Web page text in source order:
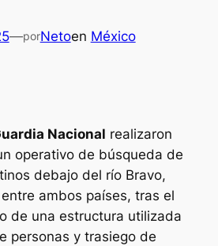
—porNetoen México
Nacional realizaron
operativo de búsqueda de
debajo del río Bravo,
ambos países, tras el
de una estructura utilizada
personas y trasiego de